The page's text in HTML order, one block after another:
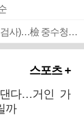
■ 검사 신분 버리고 직급하향(10년 이하 저연차 검사)…檢 중수청행 기피
스포츠 +
댄다…거인 가
까